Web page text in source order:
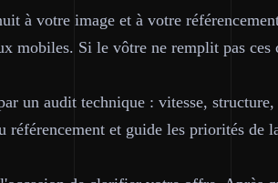
à votre image et à votre
mobiles. Si le vôtre ne remplit pas ces
un audit technique : vitesse,
référencement et guide les priorités de